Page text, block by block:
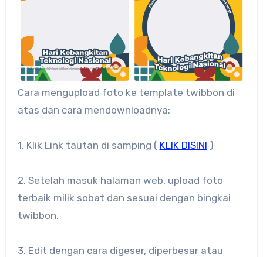
Cara mengupload foto ke template twibbon di
atas dan cara mendownloadnya:
1. Klik Link tautan di samping ( KLIK DISINI )
2. Setelah masuk halaman web, upload foto
terbaik milik sobat dan sesuai dengan bingkai
twibbon.
3. Edit dengan cara digeser, diperbesar atau